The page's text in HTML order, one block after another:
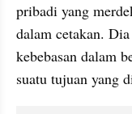
pribadi yang
dalam cetakan.
kebebasan dalam
suatu tujuan yang